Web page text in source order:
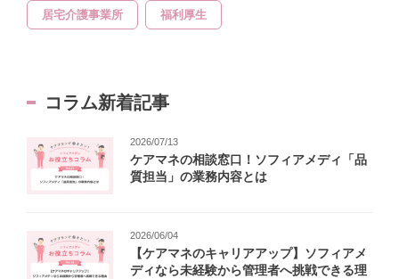
居宅介護事業所 福利厚生
コラム新着記事
2026/07/13
ケアマネの相談窓口！ソフィアメディ「品
質担当」の業務内容とは
2026/06/04
【ケアマネのキャリアアップ】ソフィアメ
ディなら未経験から管理者へ挑戦できる理